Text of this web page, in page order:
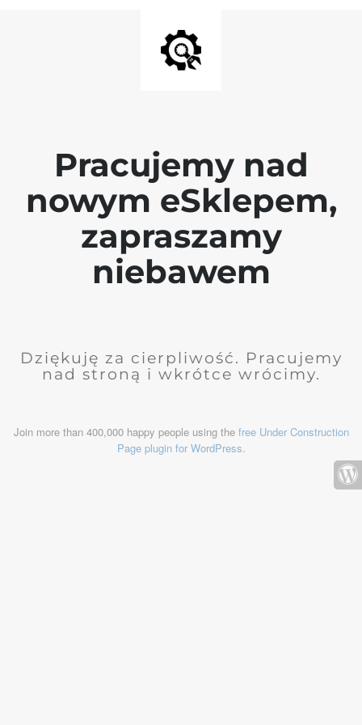
Pracujemy nad
nowym eSklepem,
zapraszamy
niebawem
Dziękuję za cierpliwość. Pracujemy
nad stroną i wkrótce wrócimy.
Join more than 400,000 happy people using the free Under Construction
Page plugin for WordPress.